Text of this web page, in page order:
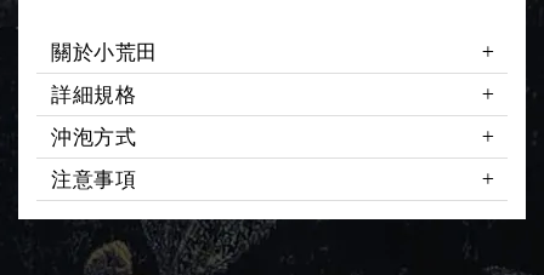
關於小荒田
詳細規格
沖泡方式
注意事項